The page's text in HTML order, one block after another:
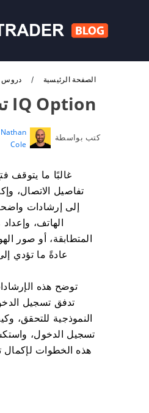
الصفحة الرئيسية دروس
IQ Option تسجيل الحساب وخطوات تسجيل الدخول
كتب بواسطة
Nathan
Cole
غالبًا ما يتوقف
تفاصيل الاتصال،
إلى إرشادات
الهاتف،
المتطابقة، أو صور
عادةً ما تؤدي
توضح هذه
تدفق تسجيل
النموذجية للتحقق،
تسجيل الدخول،